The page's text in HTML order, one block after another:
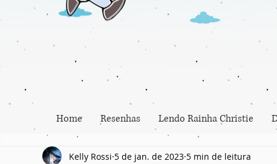
Home Resenhas Lendo Rainha Christie
Kelly Rossi 5 de jan. de 2023 5 min de leitura